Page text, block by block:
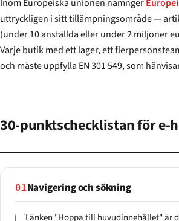
Inom Europeiska unionen namnger
uttryckligen i sitt tillämpningsområde — artikel 2(2)(d) — och
(under 10 anställdaellerunder 2 miljoner euro i omsättning) träffar få verkliga
Varje butik med ett lager, ett flerpersonsteam eller ett meningsfullt produktsortiment omfattas
och måste uppfylla EN 301 549, som
30-punktschecklistan för e-
01Navigering och sökning
Länken "Hoppa till huvudinnehållet" är